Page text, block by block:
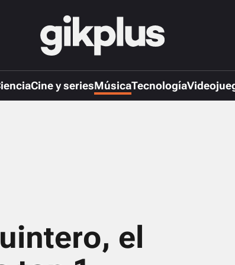
Cine y seriesMúsicaTecnología
el